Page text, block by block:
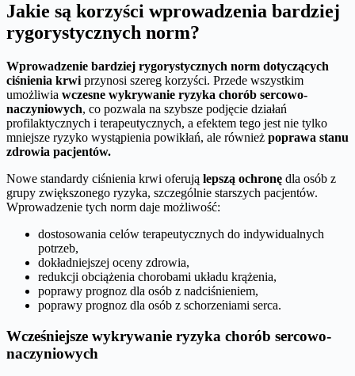
Jakie są korzyści wprowadzenia bardziej
rygorystycznych norm?
Wprowadzenie bardziej rygorystycznych norm dotyczących
ciśnienia krwi przynosi szereg korzyści. Przede wszystkim
umożliwia wczesne wykrywanie ryzyka chorób sercowo-
naczyniowych, co pozwala na szybsze podjęcie działań
profilaktycznych i terapeutycznych, a efektem tego jest nie tylko
mniejsze ryzyko wystąpienia powikłań, ale również poprawa stanu
zdrowia pacjentów.
Nowe standardy ciśnienia krwi oferują lepszą ochronę dla osób z
grupy zwiększonego ryzyka, szczególnie starszych pacjentów.
Wprowadzenie tych norm daje możliwość:
dostosowania celów terapeutycznych do indywidualnych
potrzeb,
dokładniejszej oceny zdrowia,
redukcji obciążenia chorobami układu krążenia,
poprawy prognoz dla osób z nadciśnieniem,
poprawy prognoz dla osób z schorzeniami serca.
Wcześniejsze wykrywanie ryzyka chorób sercowo-
naczyniowych